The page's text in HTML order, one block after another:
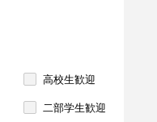
高校生歓迎
二部学生歓迎